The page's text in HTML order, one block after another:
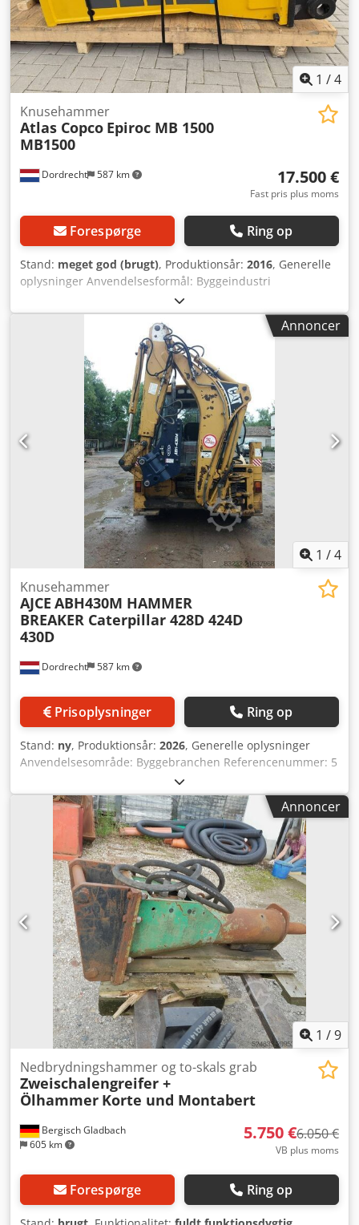
1 /4
Dordrecht 587 km
Knusehammer
Atlas Copco Epiroc MB 1500
MB1500
17.500 €
Fast pris plus moms
Forespørge Ring op
Stand: meget god (brugt), Produktionsår: 2016, Generelle
oplysninger Anvendelsesformål: Byggeindustri
Referencenummer: 4 Vægte Egenvægt: 1.300 kg
Funktionelle egenskaber Lastrummets dimensioner: 200 x
70 x 60 cm CE-mærkning: ja Vedligeholdelse, historik og
tilstand Dsdpfx Abevpq Theweck Antal ejere: 1 Teknisk
tilstand: meget god Visuel tilstand: meget god Yderligere
oplysninger Passer til følgende maskiner: 17-29 ton
Leveringsbetingelser: EXW Arbejdstryk: 160-180 bar
Nødvendigt hydraulisk flow: 155 l/min Slagfrekvens: 330-
680 Seneste inspektion: 2025-01-02 Produktionsland: DE
Yderligere oplysninger Kontakt Ö. Inalkac for at få
yderligere information.
Annoncer
1 /4
Dordrecht 587 km
Knusehammer
AJCE ABH430M HAMMER
BREAKER Caterpillar 428D 424D
430D
Prisoplysninger Ring op
Stand: ny, Produktionsår: 2026, Generelle oplysninger
Anvendelsesområde: Byggebranchen Referencenummer: 5
Dcjdpfeyym Iujx Abwek Vægte Egenvægt: 450 kg
Funktionelle egenskaber Lastrummets dimensioner: 150 x
71 x 80 cm CE-mærkning: ja Tilstand Generel tilstand:
meget god Teknisk tilstand: meget god Visuel tilstand:
meget god Yderligere oplysninger Passer til følgende
maskiner: 5-12 ton Leveringsbetingelser: EXW Arbejdstryk:
180 bar Påkrævet hydraulisk flow: 90 l/min Slagfrekvens:
350-700 Produktionsland: KR Yderligere oplysninger
Kontakt Ö. Inalkac for yderligere information.
Annoncer
1 /9
Bergisch Gladbach
605 km
Nedbrydningshammer og to-skals grab
Zweischalengreifer +
Ölhammer Korte und Montabert
5.750 €6.050 €
VB plus moms
Forespørge Ring op